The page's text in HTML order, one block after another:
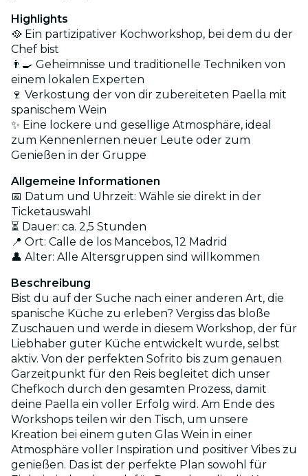
Highlights
🥘 Ein partizipativer Kochworkshop, bei dem du der
Chef bist
👨‍🍳 Geheimnisse und traditionelle Techniken von
einem lokalen Experten
🍷 Verkostung der von dir zubereiteten Paella mit
spanischem Wein
✨ Eine lockere und gesellige Atmosphäre, ideal
zum Kennenlernen neuer Leute oder zum
Genießen in der Gruppe
Allgemeine Informationen
📅 Datum und Uhrzeit: Wähle sie direkt in der
Ticketauswahl
⏳ Dauer: ca. 2,5 Stunden
📍 Ort: Calle de los Mancebos, 12 Madrid
👤 Alter: Alle Altersgruppen sind willkommen
Beschreibung
Bist du auf der Suche nach einer anderen Art, die
spanische Küche zu erleben? Vergiss das bloße
Zuschauen und werde in diesem Workshop, der für
Liebhaber guter Küche entwickelt wurde, selbst
aktiv. Von der perfekten Sofrito bis zum genauen
Garzeitpunkt für den Reis begleitet dich unser
Chefkoch durch den gesamten Prozess, damit
deine Paella ein voller Erfolg wird. Am Ende des
Workshops teilen wir den Tisch, um unsere
Kreation bei einem guten Glas Wein in einer
Atmosphäre voller Inspiration und positiver Vibes zu
genießen. Das ist der perfekte Plan sowohl für